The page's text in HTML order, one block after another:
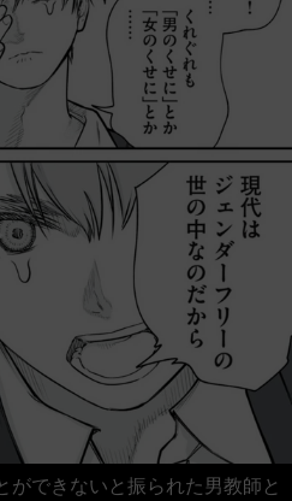
ができないと振られた男教師と